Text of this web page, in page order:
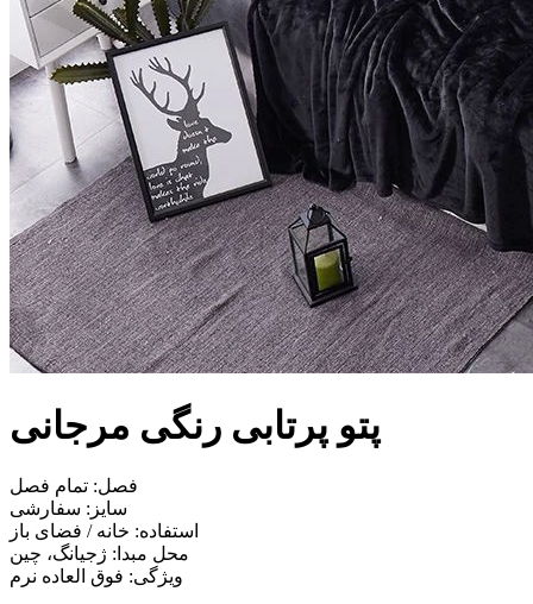
پتو پرتابی رنگی مرجانی
فصل: تمام فصل
سایز: سفارشی
استفاده: خانه / فضای باز
محل مبدا: ژجیانگ، چین
ویژگی: فوق العاده نرم